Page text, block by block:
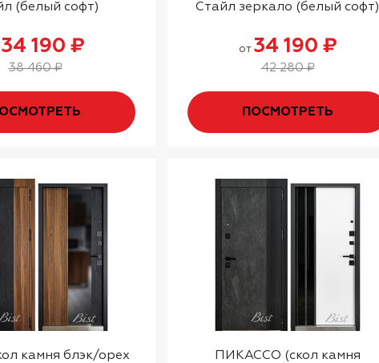
(белый софт)
34 190 ₽
38 460 ₽
Стайл зеркало (белый софт)
от 34 190 ₽
42 280 ₽
ПОСМОТРЕТЬ
камня блэк/орех
ПИКАССО (скол камня